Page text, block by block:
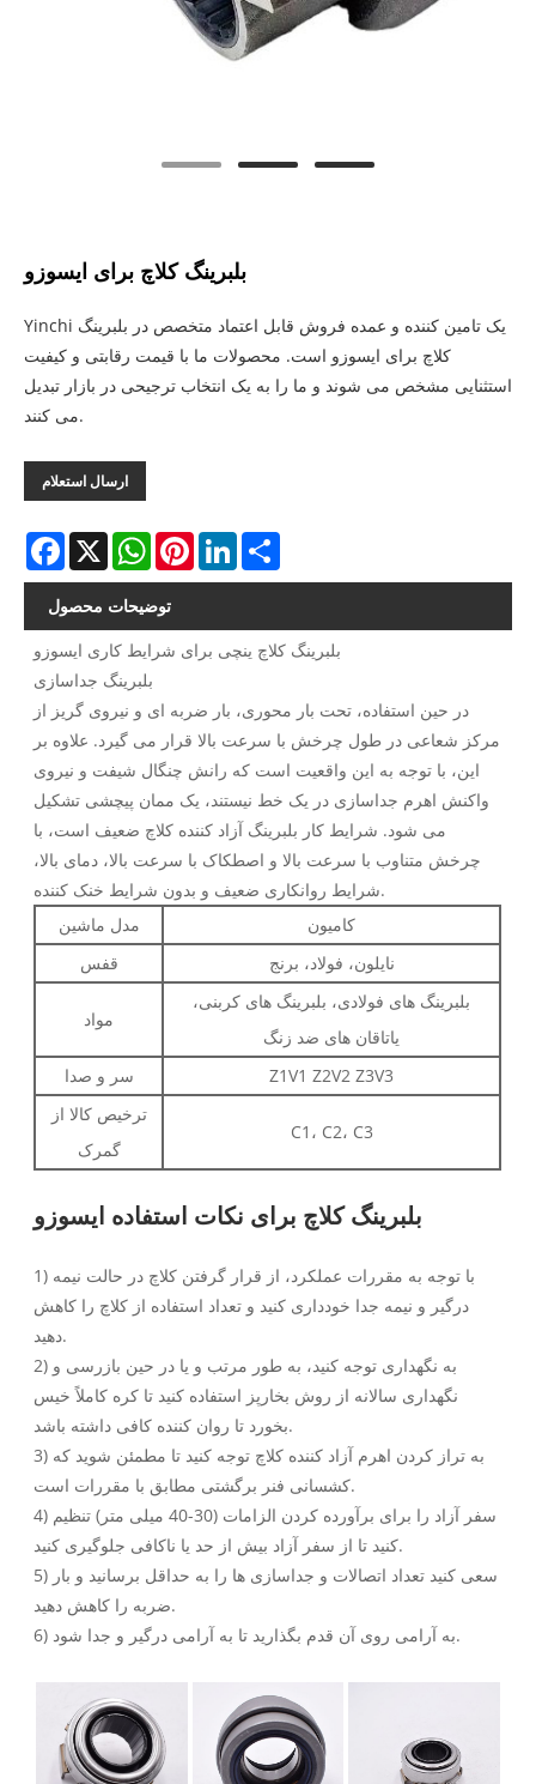
بلبرینگ کلاچ برای ایسوزو
Yinchi یک تامین کننده و عمده فروش قابل اعتماد متخصص در بلبرینگ
کلاچ برای ایسوزو است. محصولات ما با قیمت رقابتی و کیفیت
استثنایی مشخص می شوند و ما را به یک انتخاب ترجیحی در بازار تبدیل
می کنند.
ارسال استعلام
Facebook
X WhatsAppPinterestLinkedIn
توضیحات محصول
بلبرینگ کلاچ ینچی برای شرایط کاری ایسوزو
بلبرینگ جداسازی
در حین استفاده، تحت بار محوری، بار ضربه ای و نیروی گریز از
مرکز شعاعی در طول چرخش با سرعت بالا قرار می گیرد. علاوه بر
این، با توجه به این واقعیت است که رانش چنگال شیفت و نیروی
واکنش اهرم جداسازی در یک خط نیستند، یک ممان پیچشی تشکیل
می شود. شرایط کار بلبرینگ آزاد کننده کلاچ ضعیف است، با
چرخش متناوب با سرعت بالا و اصطکاک با سرعت بالا، دمای بالا،
شرایط روانکاری ضعیف و بدون شرایط خنک کننده.
مدل ماشین
کامیون
قفس
نایلون، فولاد، برنج
مواد
بلبرینگ های فولادی، بلبرینگ های کربنی،
یاتاقان های ضد زنگ
سر و صدا
Z1V1 Z2V2 Z3V3
ترخیص کالا از
گمرک
C1، C2، C3
بلبرینگ کلاچ برای نکات استفاده ایسوزو
1) با توجه به مقررات عملکرد، از قرار گرفتن کلاچ در حالت نیمه
درگیر و نیمه جدا خودداری کنید و تعداد استفاده از کلاچ را کاهش
دهید.
2) به نگهداری توجه کنید، به طور مرتب و یا در حین بازرسی و
نگهداری سالانه از روش بخارپز استفاده کنید تا کره کاملاً خیس
بخورد تا روان کننده کافی داشته باشد.
3) به تراز کردن اهرم آزاد کننده کلاچ توجه کنید تا مطمئن شوید که
کشسانی فنر برگشتی مطابق با مقررات است.
4) سفر آزاد را برای برآورده کردن الزامات (30-40 میلی متر) تنظیم
کنید تا از سفر آزاد بیش از حد یا ناکافی جلوگیری کنید.
5) سعی کنید تعداد اتصالات و جداسازی ها را به حداقل برسانید و بار
ضربه را کاهش دهید.
6) به آرامی روی آن قدم بگذارید تا به آرامی درگیر و جدا شود.